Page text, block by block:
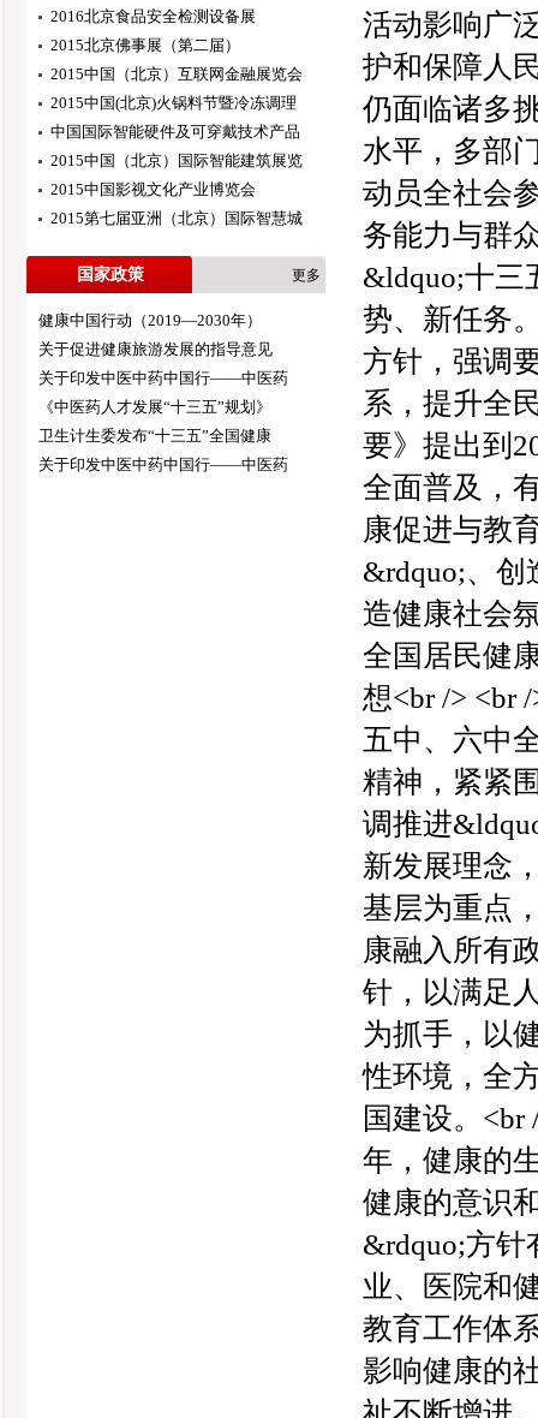
2016北京食品安全检测设备展
2015北京佛事展（第二届）
2015中国（北京）互联网金融展览会
2015中国(北京)火锅料节暨冷冻调理
中国国际智能硬件及可穿戴技术产品
2015中国（北京）国际智能建筑展览
2015中国影视文化产业博览会
2015第七届亚洲（北京）国际智慧城
国家政策 更多
健康中国行动（2019—2030年）
关于促进健康旅游发展的指导意见
关于印发中医中药中国行——中医药
《中医药人才发展“十三五”规划》
卫生计生委发布“十三五”全国健康
关于印发中医中药中国行——中医药
活动影响广
护和保障人
仍面临诸多
水平，多部
动员全社会
务能力与群
&ldquo;十三
势、新任务
方针，强调
系，提升全
要》提出到
全面普及，
康促进与教
&rdquo;、创
造健康社会
全国居民健
想<br />
五中、六中
精神，紧紧
调推进
新发展理念
基层为重点
康融入所有
针，以满足
为抓手，以
性环境，全
国建设。
年，健康的
健康的意识
&rdquo;方针
业、医院和
教育工作体
影响健康的